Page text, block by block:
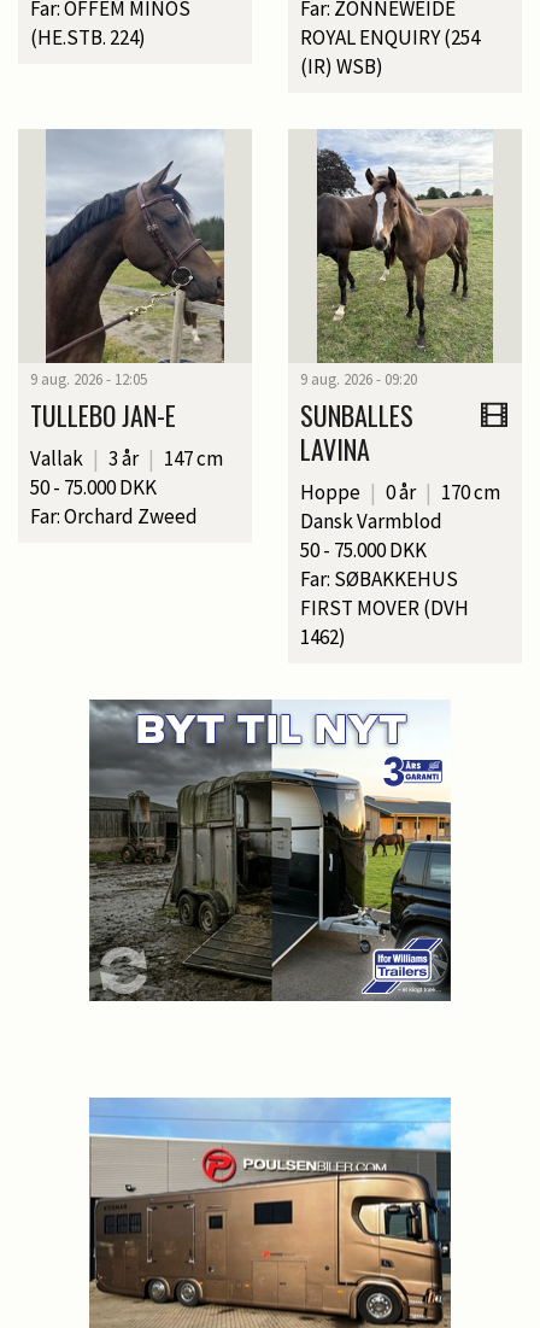
Far: OFFEM MINOS
(HE.STB. 224)
Far: ZONNEWEIDE
ROYAL ENQUIRY (254
(IR) WSB)
9 aug. 2026 - 12:05
TULLEBO JAN-E
Vallak | 3 år | 147 cm
50 - 75.000 DKK
Far: Orchard Zweed
9 aug. 2026 - 09:20
SUNBALLES
LAVINA
Hoppe | 0 år | 170 cm
Dansk Varmblod
50 - 75.000 DKK
Far: SØBAKKEHUS
FIRST MOVER (DVH
1462)